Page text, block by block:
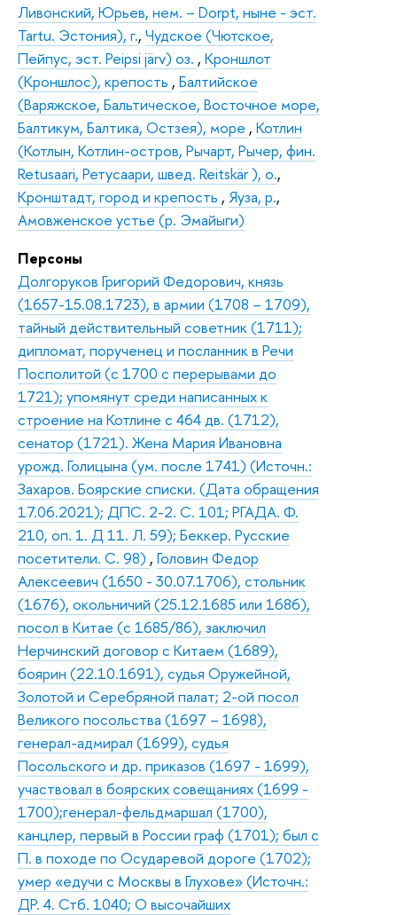
Ливонский, Юрьев, нем. – Dorpt, ныне - эст.
Tartu. Эстония), г., Чудское (Чютское,
Пейпус, эст. Peipsi järv) оз. , Кроншлот
(Кроншлос), крепость , Балтийское
(Варяжское, Бальтическое, Восточное море,
Балтикум, Балтика, Остзея), море , Котлин
(Котлын, Котлин-остров, Рычарт, Рычер, фин.
Retusaari, Ретусаари, швед. Reitskär ), о.,
Кронштадт, город и крепость , Яуза, р.,
Амовженское устье (р. Эмайыги)
Персоны
Долгоруков Григорий Федорович, князь
(1657-15.08.1723), в армии (1708 – 1709),
тайный действительный советник (1711);
дипломат, порученец и посланник в Речи
Посполитой (с 1700 с перерывами до
1721); упомянут среди написанных к
строение на Котлине с 464 дв. (1712),
сенатор (1721). Жена Мария Ивановна
урожд. Голицына (ум. после 1741) (Источн.:
Захаров. Боярские списки. (Дата обращения
17.06.2021); ДПС. 2-2. С. 101; РГАДА. Ф.
210, оп. 1. Д 11. Л. 59); Беккер. Русские
посетители. С. 98) , Головин Федор
Алексеевич (1650 - 30.07.1706), стольник
(1676), окольничий (25.12.1685 или 1686),
посол в Китае (с 1685/86), заключил
Нерчинский договор с Китаем (1689),
боярин (22.10.1691), судья Оружейной,
Золотой и Серебряной палат; 2-ой посол
Великого посольства (1697 – 1698),
генерал-адмирал (1699), судья
Посольского и др. приказов (1697 - 1699),
участвовал в боярских совещаниях (1699 -
1700);генерал-фельдмаршал (1700),
канцлер, первый в России граф (1701); был с
П. в походе по Осударевой дороге (1702);
умер «едучи с Москвы в Глухове» (Источн.:
ДР. 4. Стб. 1040; О высочайших